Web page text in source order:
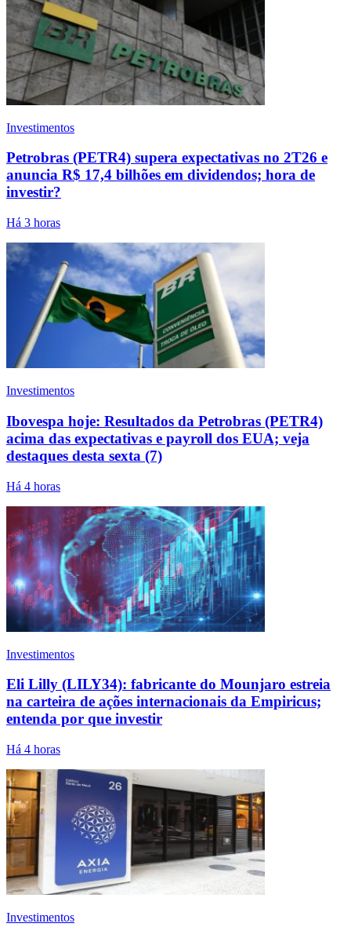
Investimentos
Petrobras (PETR4) supera expectativas no 2T26 e
anuncia R$ 17,4 bilhões em dividendos; hora de
investir?
Há 3 horas
Investimentos
Ibovespa hoje: Resultados da Petrobras (PETR4)
acima das expectativas e payroll dos EUA; veja
destaques desta sexta (7)
Há 4 horas
Investimentos
Eli Lilly (LILY34): fabricante do Mounjaro estreia
na carteira de ações internacionais da Empiricus;
entenda por que investir
Há 4 horas
Investimentos